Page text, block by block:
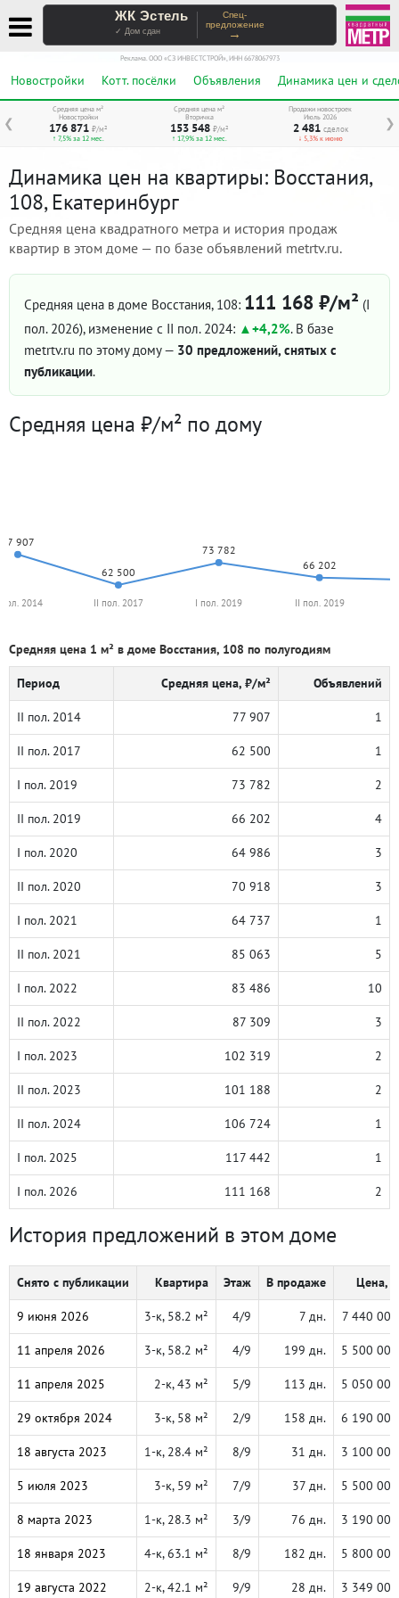
ЖК Эстель
✓ Дом сдан
Спец-
предложение
→
Реклама. ООО «СЗ ИНВЕСТСТРОЙ», ИНН 6678067973
Новостройки Котт. посёлки Объявления Динамика цен и
❮ ❯
Средняя цена м²
Новостройки
176 871 ₽/м²
↑ 7,5% за 12 мес.
Средняя цена м²
Вторичка
153 548 ₽/м²
↑ 17,9% за 12 мес.
Продажи новостроек
Июль 2026
2 481 сделок
↓ 5,3% к июню
Динамика цен на квартиры: Восстания,
108, Екатеринбург
Средняя цена квадратного метра и история продаж
квартир в этом доме — по базе объявлений metrtv.ru.
Средняя цена в доме Восстания, 108: 111 168 ₽/м² (I
пол. 2026), изменение с II пол. 2024: +4,2%. В базе
metrtv.ru по этому дому — 30 предложений, снятых с
публикации.
Средняя цена ₽/м² по дому
77 907
62 500
73 782
66 202
2014 II пол. 2017 I пол. 2019 II пол. 2019
Средняя цена 1 м² в доме Восстания, 108 по полугодиям
Период Средняя цена, ₽/м² Объявлений
II пол. 2014 77 907 1
II пол. 2017 62 500 1
I пол. 2019 73 782 2
II пол. 2019 66 202 4
I пол. 2020 64 986 3
II пол. 2020 70 918 3
I пол. 2021 64 737 1
II пол. 2021 85 063 5
I пол. 2022 83 486 10
II пол. 2022 87 309 3
I пол. 2023 102 319 2
II пол. 2023 101 188 2
II пол. 2024 106 724 1
I пол. 2025 117 442 1
I пол. 2026 111 168 2
История предложений в этом доме
Снято с публикации Квартира Этаж В продаже Цена, ₽
9 июня 2026 3-к, 58.2 м² 4/9 7 дн. 7 440 000
11 апреля 2026 3-к, 58.2 м² 4/9 199 дн. 5 500 000
11 апреля 2025 2-к, 43 м² 5/9 113 дн. 5 050 000
29 октября 2024 3-к, 58 м² 2/9 158 дн. 6 190 000
18 августа 2023 1-к, 28.4 м² 8/9 31 дн. 3 100 000
5 июля 2023 3-к, 59 м² 7/9 37 дн. 5 500 000
8 марта 2023 1-к, 28.3 м² 3/9 76 дн. 3 190 000
18 января 2023 4-к, 63.1 м² 8/9 182 дн. 5 800 000
19 августа 2022 2-к, 42.1 м² 9/9 28 дн. 3 349 000